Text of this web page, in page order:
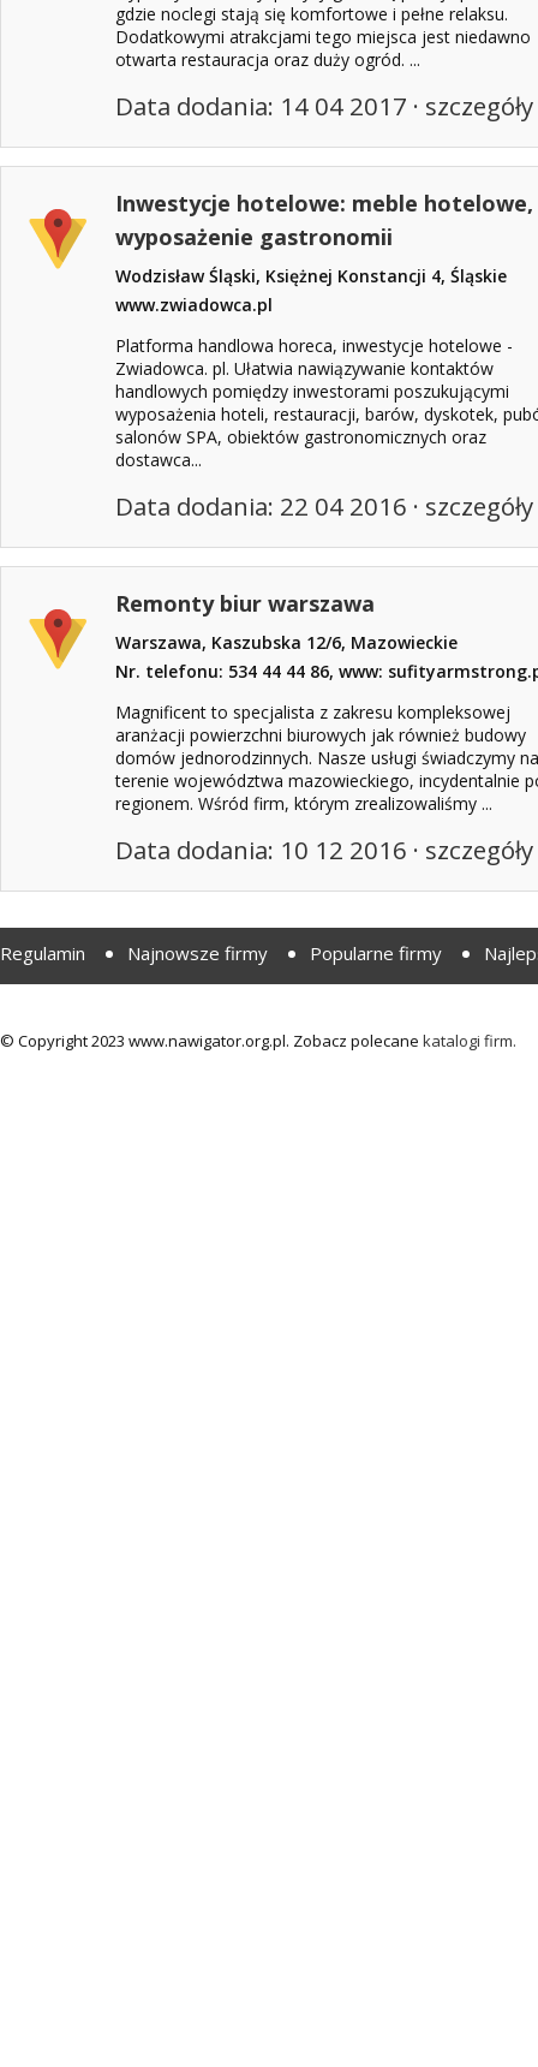
gdzie noclegi stają się komfortowe i pełne relaksu.
Dodatkowymi atrakcjami tego miejsca jest niedawno
otwarta restauracja oraz duży ogród. ...
Data dodania: 14 04 2017 ·
Inwestycje hotelowe: meble hotelowe,
wyposażenie gastronomii
Wodzisław Śląski, Księżnej Konstancji 4, Śląskie
www.zwiadowca.pl
Platforma handlowa horeca, inwestycje hotelowe -
Zwiadowca. pl. Ułatwia nawiązywanie kontaktów
handlowych pomiędzy inwestorami poszukującymi
wyposażenia hoteli, restauracji, barów, dyskotek,
salonów SPA, obiektów gastronomicznych oraz
dostawca...
Data dodania: 22 04 2016 ·
Remonty biur warszawa
Warszawa, Kaszubska 12/6, Mazowieckie
Nr. telefonu: 534 44 44 86, www:
Magnificent to specjalista z zakresu kompleksowej
aranżacji powierzchni biurowych jak również budowy
domów jednorodzinnych. Nasze usługi świadczymy na
terenie województwa mazowieckiego, incydentalnie
regionem. Wśród firm, którym zrealizowaliśmy ...
Data dodania: 10 12 2016 ·
Regulamin Najnowsze firmy Popularne firmy
© Copyright 2023 www.nawigator.org.pl. Zobacz polecane katalogi firm.